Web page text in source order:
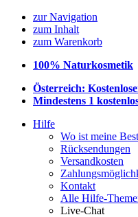
zur Navigation
zum Inhalt
zum Warenkorb
100% Naturkosmetik
Österreich:
Mindestens 1
Hilfe
Wo ist meine
Rücksendungen
Versandkosten
Kontakt
Alle Hilfe-
Live-Chat